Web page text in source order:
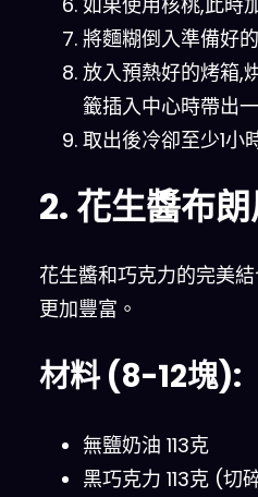
將麵糊倒入準備好
放入預熱好的烤箱,
籤插入中心時帶出
取出後冷卻至少1小
2. 花生醬布
花生醬和巧克力的完美
更加豐富。
材料 (8-12塊):
無鹽奶油 113克
黑巧克力 113克 (切